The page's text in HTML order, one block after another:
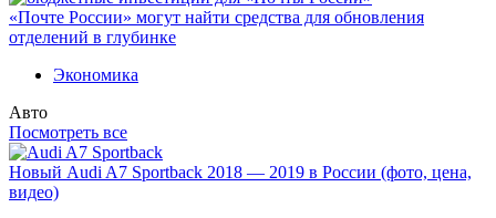
«Почте России» могут найти средства для обновления
отделений в глубинке
Экономика
Авто
Посмотреть все
Новый Audi A7 Sportback 2018 — 2019 в России (фото, цена,
видео)